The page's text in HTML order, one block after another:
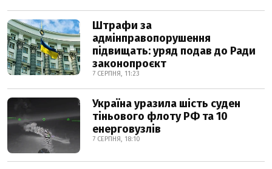
Штрафи за
адмінправопорушення
підвищать: уряд подав до Ради
законопроєкт
7 СЕРПНЯ, 11:23
Україна уразила шість суден
тіньового флоту РФ та 10
енерговузлів
7 СЕРПНЯ, 18:10